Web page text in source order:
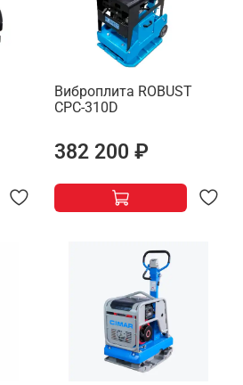
Виброплита ROBUST
CPC-310D
382 200 ₽